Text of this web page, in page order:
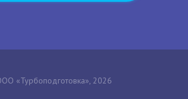
«Турбоподготовка», 2026